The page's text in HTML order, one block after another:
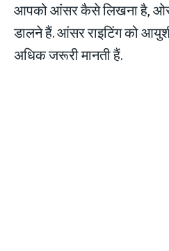
आपको आंसर कैसे लिखना है,
डालने हैं. आंसर राइटिंग को
अधिक जरूरी मानती हैं.